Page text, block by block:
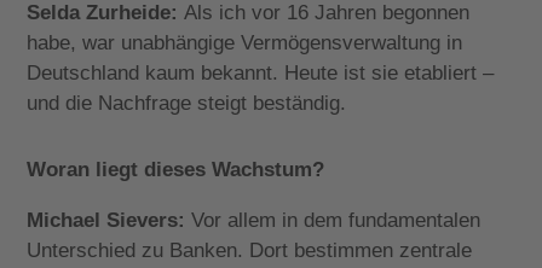
Selda Zurheide:Als ich vor 16 Jahren begonnen
habe, war unabhängige Vermögensverwaltung in
Deutschland kaum bekannt. Heute ist sie etabliert –
und die Nachfrage steigt beständig.
Woran liegt dieses Wachstum?
Michael Sievers:Vor allem in dem fundamentalen
Unterschied zu Banken. Dort bestimmen zentrale